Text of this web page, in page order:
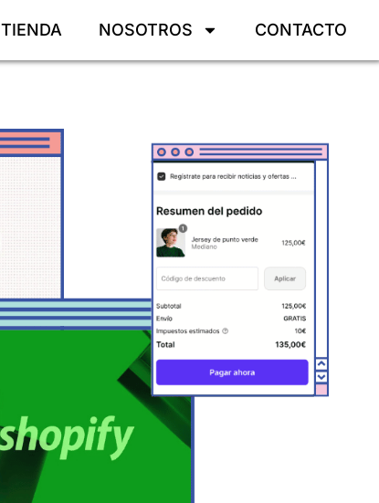
TIENDA NOSOTROS CONTACTO